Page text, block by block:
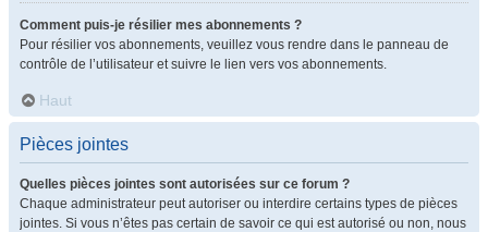
Comment puis-je résilier mes abonnements ?
Pour résilier vos abonnements, veuillez vous rendre dans le panneau de
contrôle de l’utilisateur et suivre le lien vers vos abonnements.
Haut
Pièces jointes
Quelles pièces jointes sont autorisées sur ce forum ?
Chaque administrateur peut autoriser ou interdire certains types de pièces
jointes. Si vous n’êtes pas certain de savoir ce qui est autorisé ou non, nous